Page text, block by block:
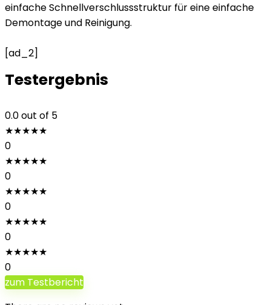
einfache Schnellverschlussstruktur für eine einfache
Demontage und Reinigung.
[ad_2]
Testergebnis
0.0out of 5
★★★★★
0
★★★★★
0
★★★★★
0
★★★★★
0
★★★★★
0
zum Testbericht